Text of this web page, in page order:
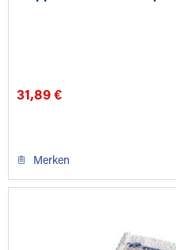
31,89 €
Merken